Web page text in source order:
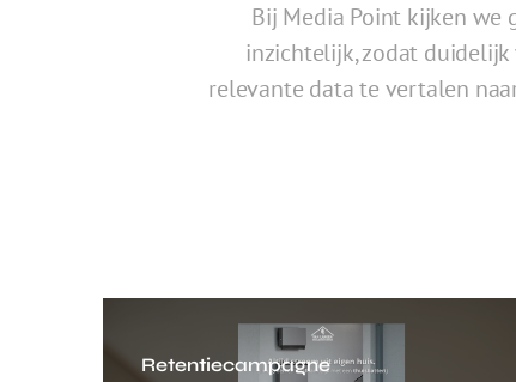
Bij Media Point kijken we
inzichtelijk, zodat
relevante data te vertalen
Retentiecampagne